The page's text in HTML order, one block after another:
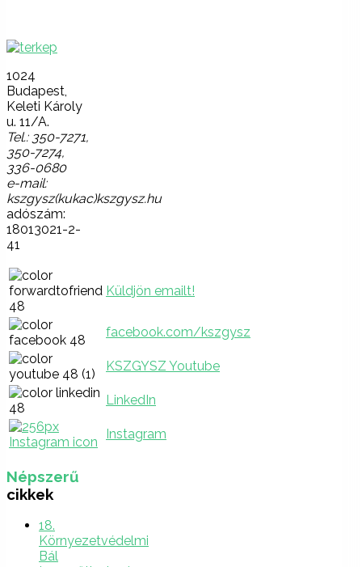
1024
Budapest,
Keleti Károly
u. 11/A.
Tel.: 350-7271,
350-7274,
336-0680
e-mail:
kszgysz(kukac)kszgysz.hu
adószám:
18013021-2-
41
Küldjön emailt!
facebook.com/kszgysz
KSZGYSZ Youtube
LinkedIn
Instagram
Népszerű
cikkek
18.
Környezetvédelmi
Bál